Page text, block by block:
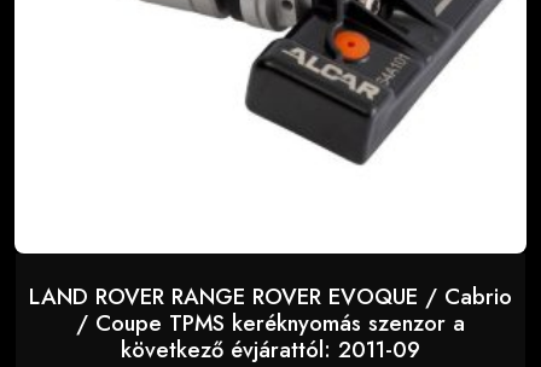
LAND ROVER RANGE ROVER EVOQUE / Cabrio
/ Coupe TPMS keréknyomás szenzor a
következő évjárattól: 2011-09